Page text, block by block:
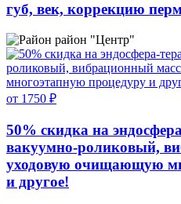
губ, век, коррекцию
район "Центр"
от 1750 ₽
50% скидка на
вакуумно-роликовый,
уходовую очищающую
и другое!